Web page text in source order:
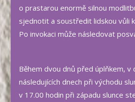
o prastarou enormě silnou
sjednotit a soustředit lidskou vůli
Po invokaci může následovat
Během dvou dnů před úplňkem, v
následujících dnech při východu
v 17.00 hodin při západu slunce